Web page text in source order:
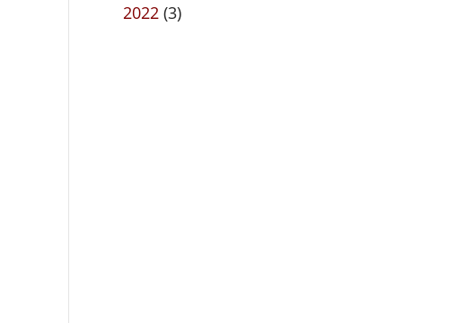
2022 (3)